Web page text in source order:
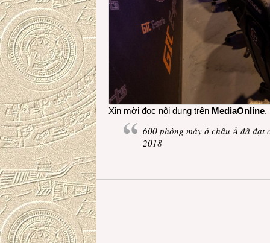
Xin mời đọc nội dung trên MediaOnline.
600 phòng máy ở châu Á đã
2018